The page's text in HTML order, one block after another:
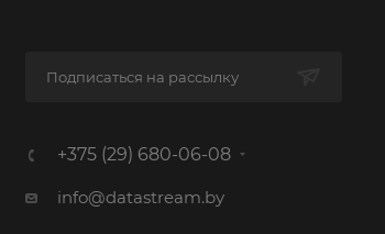
Подписаться на рассылку
+375 (29) 680-06-08
info@datastream.by